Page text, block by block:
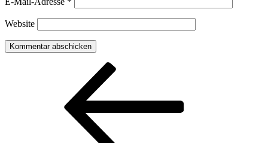
Website
Beitragsnavigation